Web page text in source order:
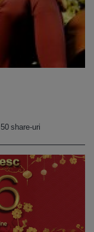
50 share-uri